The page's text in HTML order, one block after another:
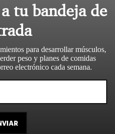
tu bandeja de
para desarrollar músculos,
peso y planes de comidas
electrónico cada semana.